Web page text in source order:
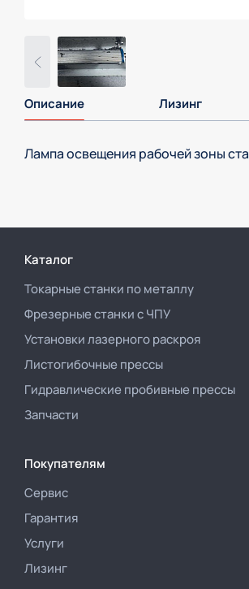
Описание Лизинг
Лампа освещения рабочей зоны
Каталог
Токарные станки по металлу
Фрезерные станки с ЧПУ
Установки лазерного раскроя
Листогибочные прессы
Гидравлические пробивные прессы
Запчасти
Покупателям
Сервис
Гарантия
Услуги
Лизинг